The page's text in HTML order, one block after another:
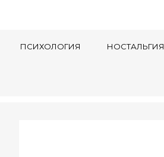
ПСИХОЛОГИЯ НОСТАЛЬГИЯ